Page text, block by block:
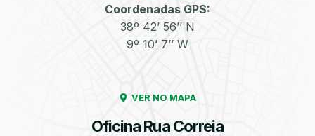
Coordenadas GPS:
38º 42’ 56’’ N
9º 10’ 7’’ W
VER NO MAPA
Oficina Rua Correia
Enchimento de
Azoto/Nitrogénio
Pneus e Jantes